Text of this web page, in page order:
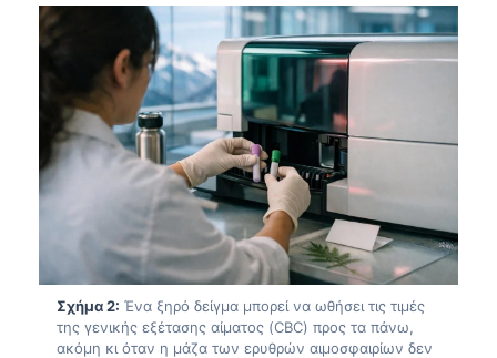
Σχήμα 2: Ένα ξηρό δείγμα μπορεί να ωθήσει τις τιμές
της γενικής εξέτασης αίματος (CBC) προς τα πάνω,
ακόμη κι όταν η μάζα των ερυθρών αιμοσφαιρίων δεν